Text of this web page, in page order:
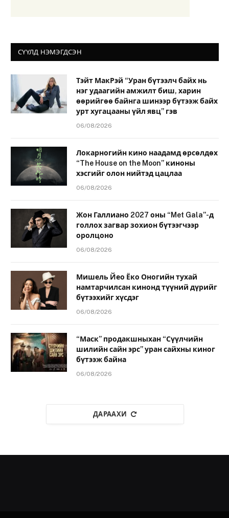
СҮҮЛД НЭМЭГДСЭН
Тэйт МакРэй “Уран бүтээлч байх нь
нэг удаагийн амжилт биш, харин
өөрийгөө байнга шинээр бүтээж байх
урт хугацааны үйл явц” гэв
06/08/2026
Локарногийн кино наадамд өрсөлдөх
“The House on the Moon” киноны
хэсгийг олон нийтэд цацлаа
06/08/2026
Жон Галлиано 2027 оны “Met Gala”-д
голлох загвар зохион бүтээгчээр
оролцоно
06/08/2026
Мишель Йео Ёко Оногийн тухай
намтарчилсан кинонд түүний дүрийг
бүтээхийг хүсдэг
06/08/2026
“Маск” продакшныхан “Сүүлчийн
шилийн сайн эрс” уран сайхны киног
бүтээж байна
06/08/2026
ДАРААХИ